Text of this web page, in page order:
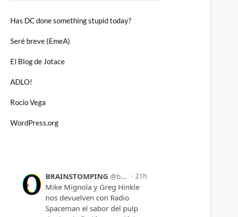
Has DC done something stupid today?
Seré breve (EmeA)
El Blog de Jotace
ADLO!
Rocío Vega
WordPress.org